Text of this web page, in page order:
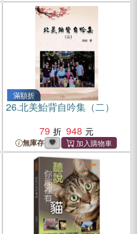
滿額折
26.北美鮐背自吟集（二）
79
948
無庫存